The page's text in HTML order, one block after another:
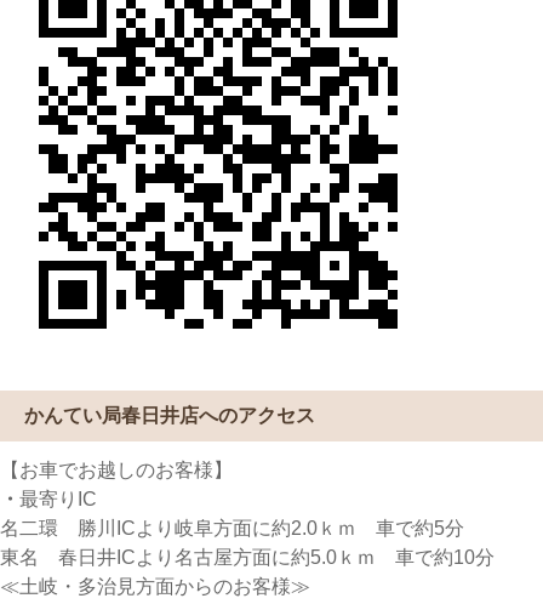
かんてい局春日井店へのアクセス
【お車でお越しのお客様】
・ 最寄りIC
名二環 勝川ICより岐阜方面に約2.0ｋｍ 車で約5分
東名 春日井ICより名古屋方面に約5.0ｋｍ 車で約10分
≪土岐・多治見方面からのお客様≫